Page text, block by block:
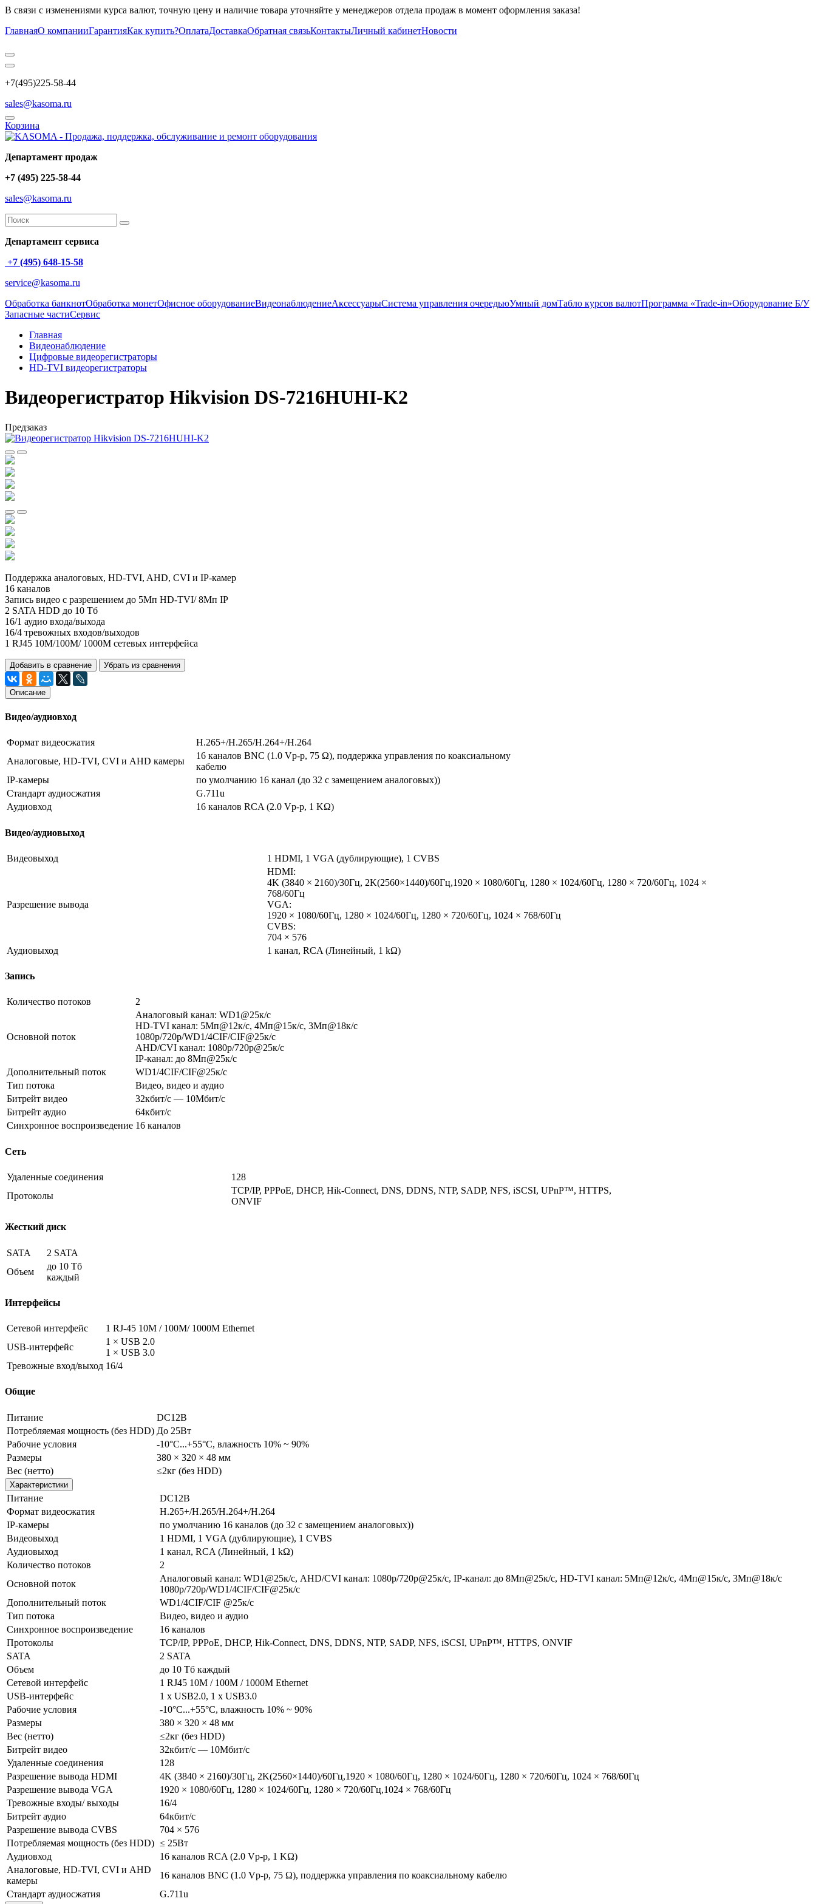
В связи с изменениями курса валют, точную цену и наличие товара уточняйте у менеджеров отдела продаж в момент оформления заказа!
ГлавнаяО компанииГарантияКак купить?ОплатаДоставкаОбратная связьКонтактыЛичный кабинетНовости
+7(495)225-58-44
sales@kasoma.ru
Корзина
Департамент продаж
+7 (495) 225-58-44
sales@kasoma.ru
Департамент сервиса
+7 (495) 648-15-58
service@kasoma.ru
Обработка банкнотОбработка монетОфисное оборудованиеВидеонаблюдениеАксессуарыСистема управления очередьюУмный домТабло курсов валютПрограмма «Trade-in»Оборудование Б/У
Запасные частиСервис
Главная
Видеонаблюдение
Цифровые видеорегистраторы
HD-TVI видеорегистраторы
Видеорегистратор Hikvision DS-7216HUHI-K2
Предзаказ
Поддержка аналоговых, HD-TVI, AHD, CVI и IP-камер
16 каналов
Запись видео с разрешением до 5Мп HD-TVI/ 8Мп IP
2 SATA HDD до 10 Тб
16/1 аудио входа/выхода
16/4 тревожных входов/выходов
1 RJ45 10M/100M/ 1000М сетевых интерфейса
Добавить в сравнение Убрать из сравнения
Описание
Видео/аудиовход
Формат видеосжатия
H.265+/H.265/H.264+/H.264
Аналоговые, HD-TVI, CVI и AHD камеры
16 каналов BNC (1.0 Vp-p, 75 Ω), поддержка управления по коаксиальному
кабелю
IP-камеры
по умолчанию 16 канал (до 32 с замещением аналоговых))
Стандарт аудиосжатия
G.711u
Аудиовход
16 каналов RCA (2.0 Vp-p, 1 KΩ)
Видео/аудиовыход
Видеовыход 1 HDMI, 1 VGA (дублирующие), 1 CVBS
Разрешение вывода
HDMI:
4K (3840 × 2160)/30Гц, 2K(2560×1440)/60Гц,1920 × 1080/60Гц, 1280 × 1024/60Гц, 1280 × 720/60Гц, 1024 ×
768/60Гц
VGA:
1920 × 1080/60Гц, 1280 × 1024/60Гц, 1280 × 720/60Гц, 1024 × 768/60Гц
CVBS:
704 × 576
Аудиовыход
1 канал, RCA (Линейный, 1 kΩ)
Запись
Количество потоков 2
Основной поток
Аналоговый канал: WD1@25к/с
HD-TVI канал: 5Мп@12к/с, 4Мп@15к/c, 3Мп@18к/c
1080p/720p/WD1/4CIF/CIF@25к/c
AHD/CVI канал: 1080p/720p@25к/с
IP-канал: до 8Мп@25к/с
Дополнительный поток
WD1/4CIF/CIF@25к/c
Тип потока
Видео, видео и аудио
Битрейт видео
32кбит/с — 10Мбит/с
Битрейт аудио
64кбит/с
Синхронное воспроизведение 16 каналов
Сеть
Удаленные соединения
128
Протоколы
TCP/IP, PPPoE, DHCP, Hik-Connect, DNS, DDNS, NTP, SADP, NFS, iSCSI, UPnP™, HTTPS,
ONVIF
Жесткий диск
SATA
2 SATA
Объем
до 10 Тб
каждый
Интерфейсы
Сетевой интерфейс
1 RJ-45 10M / 100M/ 1000М Ethernet
USB-интерфейс
1 × USB 2.0
1 × USB 3.0
Тревожные вход/выход 16/4
Общие
Питание
DC12В
Потребляемая мощность (без HDD) До 25Вт
Рабочие условия
-10°C...+55°C, влажность 10% ~ 90%
Размеры
380 × 320 × 48 мм
Вес (нетто)
≤2кг (без HDD)
Характеристики
Питание
DC12В
Формат видеосжатия
H.265+/H.265/H.264+/H.264
IP-камеры
по умолчанию 16 каналов (до 32 с замещением аналоговых))
Видеовыход
1 HDMI, 1 VGA (дублирующие), 1 CVBS
Аудиовыход
1 канал, RCA (Линейный, 1 kΩ)
Количество потоков
2
Основной поток
Аналоговый канал: WD1@25к/с, AHD/CVI канал: 1080p/720p@25к/с, IP-канал: до 8Мп@25к/с, HD-TVI канал: 5Мп@12к/с, 4Мп@15к/c, 3Мп@18к/c
1080p/720p/WD1/4CIF/CIF@25к/c
Дополнительный поток
WD1/4CIF/CIF @25к/с
Тип потока
Видео, видео и аудио
Синхронное воспроизведение
16 каналов
Протоколы
TCP/IP, PPPoE, DHCP, Hik-Connect, DNS, DDNS, NTP, SADP, NFS, iSCSI, UPnP™, HTTPS, ONVIF
SATA
2 SATA
Объем
до 10 Тб каждый
Сетевой интерфейс
1 RJ45 10M / 100M / 1000M Ethernet
USB-интерфейс
1 х USB2.0, 1 х USB3.0
Рабочие условия
-10°C...+55°C, влажность 10% ~ 90%
Размеры
380 × 320 × 48 мм
Вес (нетто)
≤2кг (без HDD)
Битрейт видео
32кбит/с — 10Мбит/с
Удаленные соединения
128
Разрешение вывода HDMI
4K (3840 × 2160)/30Гц, 2K(2560×1440)/60Гц,1920 × 1080/60Гц, 1280 × 1024/60Гц, 1280 × 720/60Гц, 1024 × 768/60Гц
Разрешение вывода VGA
1920 × 1080/60Гц, 1280 × 1024/60Гц, 1280 × 720/60Гц,1024 × 768/60Гц
Тревожные входы/ выходы
16/4
Битрейт аудио
64кбит/с
Разрешение вывода CVBS
704 × 576
Потребляемая мощность (без HDD) ≤ 25Вт
Аудиовход
16 каналов RCA (2.0 Vp-p, 1 KΩ)
Аналоговые, HD-TVI, CVI и AHD
камеры
16 каналов BNC (1.0 Vp-p, 75 Ω), поддержка управления по коаксиальному кабелю
Стандарт аудиосжатия
G.711u